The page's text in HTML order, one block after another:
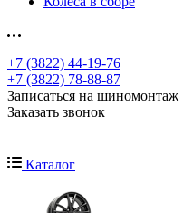
+7 (3822) 44-19-76
+7 (3822) 78-88-87
Записаться на шиномонтаж
Заказать звонок
Каталог